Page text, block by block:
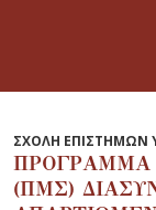
ΣΧΟΛΗ ΕΠΙΣΤΗΜΩΝ
ΠΡΟΓΡΑΜΜΑ
(ΠΜΣ)